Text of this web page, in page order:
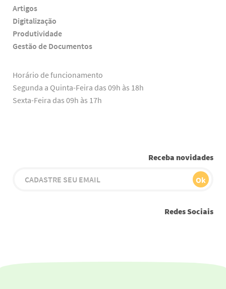
Artigos
Digitalização
Produtividade
Gestão de Documentos
Horário de funcionamento
Segunda a Quinta-Feira das 09h às 18h
Sexta-Feira das 09h às 17h
Receba novidades
Redes Sociais